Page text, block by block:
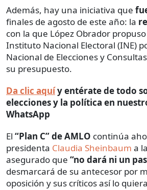
Además, hay una iniciativa que
finales de agosto de este año: la
con la que López Obrador
Instituto Nacional Electoral (INE)
Nacional de Elecciones y
su presupuesto.
Da clic aquíy entérate de todo
elecciones y la política en
WhatsApp
El “Plan C” de AMLO continúa
presidenta Claudia Sheinbaum a
asegurado que “no dará ni un
desmarcará de su antecesor por
oposición y sus críticos así lo